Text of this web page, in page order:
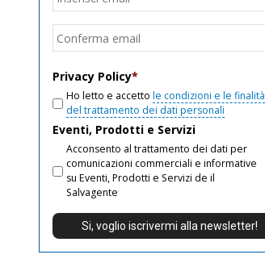
Privacy Policy*
Ho letto e accetto le condizioni e le finalità
del trattamento dei dati personali
Eventi, Prodotti e Servizi
Acconsento al trattamento dei dati per
comunicazioni commerciali e informative
su Eventi, Prodotti e Servizi de il
Salvagente